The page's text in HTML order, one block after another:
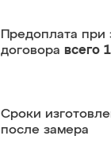
Предоплата при
договора всего
Сроки
после замера